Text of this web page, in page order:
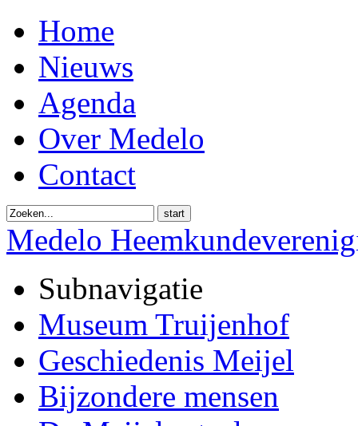
Home
Nieuws
Agenda
Over Medelo
Contact
start
Medelo
Subnavigatie
Museum Truijenhof
Geschiedenis Meijel
Bijzondere mensen